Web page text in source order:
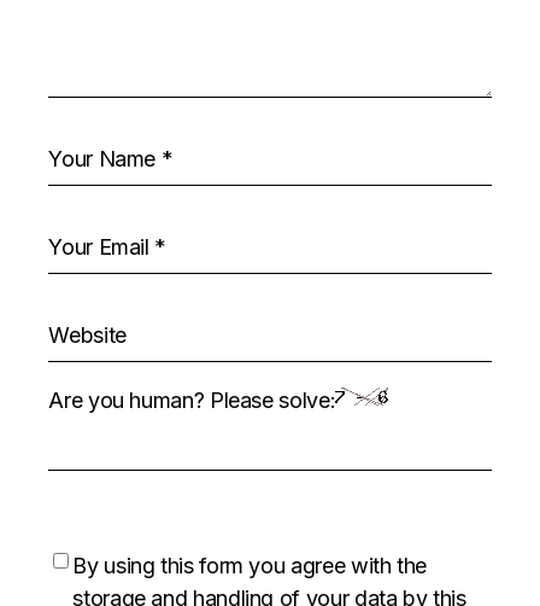
Are you human? Please solve:
By using this form you agree with the
storage and handling of your data by this